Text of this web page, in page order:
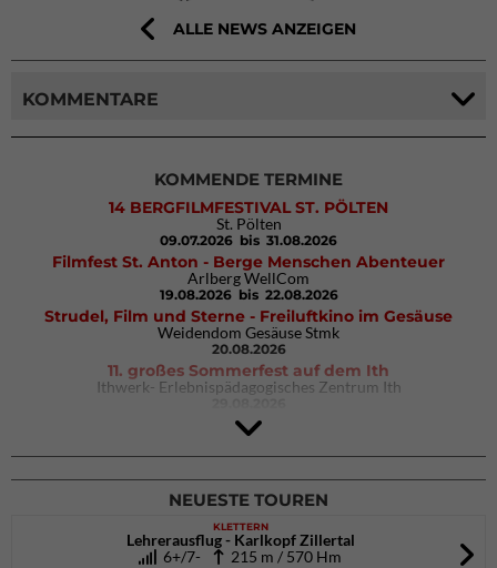
ALLE NEWS ANZEIGEN
KOMMENTARE
KOMMENDE TERMINE
14 BERGFILMFESTIVAL ST. PÖLTEN
St. Pölten
09.07.2026 bis 31.08.2026
Filmfest St. Anton - Berge Menschen Abenteuer
Arlberg WellCom
19.08.2026 bis 22.08.2026
Strudel, Film und Sterne - Freiluftkino im Gesäuse
Weidendom Gesäuse Stmk
20.08.2026
11. großes Sommerfest auf dem Ith
Ithwerk- Erlebnispädagogisches Zentrum Ith
4Blocs KIDS 2026
DAV Kletter- & Boulderzentrum München Süd (Thalkirchen)
26.09.2026
NEUESTE TOUREN
KLETTERN
Lehrerausflug - Karlkopf Zillertal
6+/7-
215 m / 570 Hm